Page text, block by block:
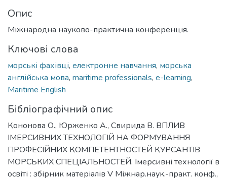
Опис
Міжнародна науково-практична конференція.
Ключові слова
морські фахівці, електронне навчання, морська
англійська мова, maritime professionals, e-learning,
Maritime English
Бібліографічний опис
Кононова О., Юрженко А., Свирида В. ВПЛИВ
ІМЕРСИВНИХ ТЕХНОЛОГІЙ НА ФОРМУВАННЯ
ПРОФЕСІЙНИХ КОМПЕТЕНТНОСТЕЙ КУРСАНТІВ
МОРСЬКИХ СПЕЦІАЛЬНОСТЕЙ. Імерсивні технології в
освіті : збірник матеріалів V Міжнар.наук.-практ. конф.,